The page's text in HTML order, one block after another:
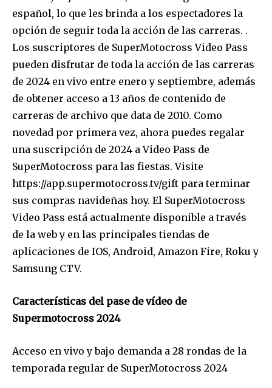
español, lo que les brinda a los espectadores la
opción de seguir toda la acción de las carreras. .
Los suscriptores de SuperMotocross Video Pass
pueden disfrutar de toda la acción de las carreras
de 2024 en vivo entre enero y septiembre, además
de obtener acceso a 13 años de contenido de
carreras de archivo que data de 2010. Como
novedad por primera vez, ahora puedes regalar
una suscripción de 2024 a Video Pass de
SuperMotocross para las fiestas. Visite
https://app.supermotocross.tv/gift para terminar
sus compras navideñas hoy. El SuperMotocross
Video Pass está actualmente disponible a través
de la web y en las principales tiendas de
aplicaciones de IOS, Android, Amazon Fire, Roku y
Samsung CTV.
Características del pase de vídeo de
Supermotocross 2024
Acceso en vivo y bajo demanda a 28 rondas de la
temporada regular de SuperMotocross 2024